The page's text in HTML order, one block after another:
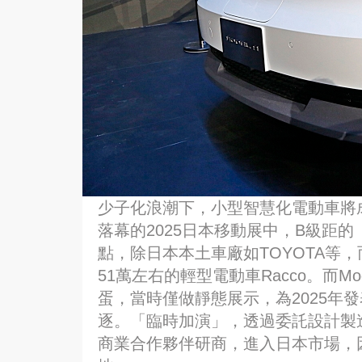
少子化浪潮下，小型智慧化電動車
落幕的2025日本移動展中，B級距
點，除日本本土車廠如TOYOTA等
51萬左右的輕型電動車Racco。而
蛋，當時僅做靜態展示，為2025年
逐。「臨時加演」，透過委託設計
商業合作夥伴研商，進入日本市場